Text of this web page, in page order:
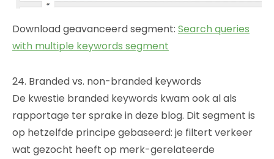
Download geavanceerd segment: Search queries
with multiple keywords segment
24. Branded vs. non-branded keywords
De kwestie branded keywords kwam ook al als
rapportage ter sprake in deze blog. Dit segment is
op hetzelfde principe gebaseerd: je filtert verkeer
wat gezocht heeft op merk-gerelateerde